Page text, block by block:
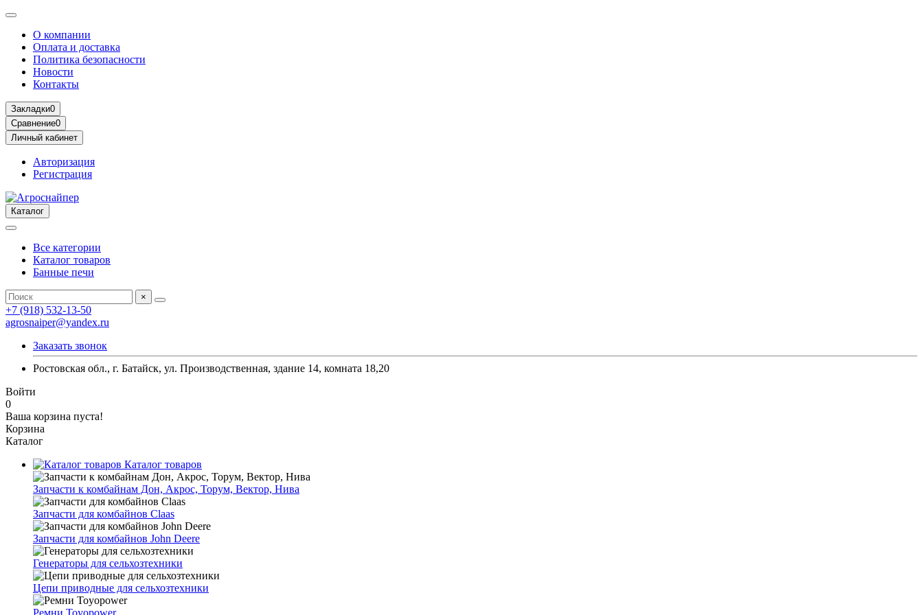
О компании
Оплата и доставка
Политика безопасности
Новости
Контакты
Закладки0
Сравнение0
Личный кабинет
Авторизация
Регистрация
Каталог
Все категории
Каталог товаров
Банные печи
×
+7 (918) 532-13-50
agrosnaiper@yandex.ru
Заказать звонок
Ростовская обл., г. Батайск, ул. Производственная, здание 14, комната 18,20
Войти
0
Ваша корзина пуста!
Корзина
Каталог
Каталог товаров
Запчасти к комбайнам Дон, Акрос, Торум, Вектор, Нива
Запчасти для комбайнов Claas
Запчасти для комбайнов John Deere
Генераторы для сельхозтехники
Цепи приводные для сельхозтехники
Ремни Toyopower